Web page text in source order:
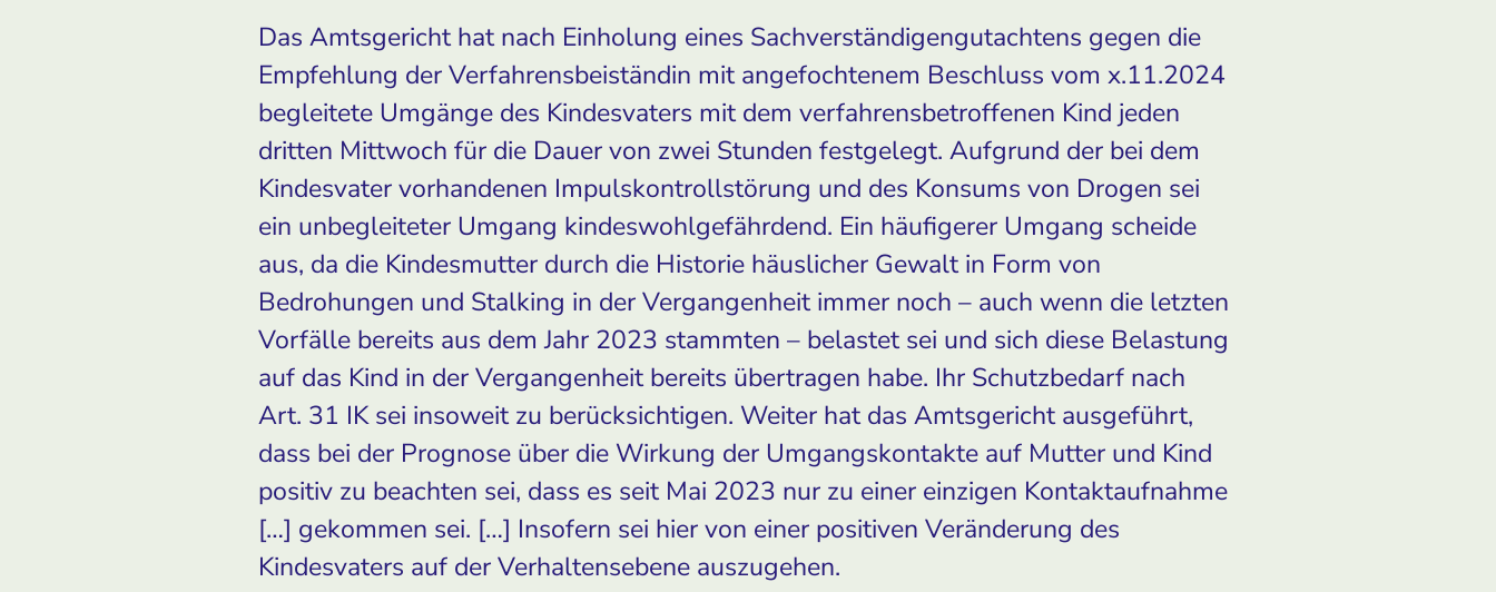
Das Amtsgericht hat nach Einholung eines Sachverständigengutachtens gegen die
Empfehlung der Verfahrensbeiständin mit angefochtenem Beschluss vom x.11.2024
begleitete Umgänge des Kindesvaters mit dem verfahrensbetroffenen Kind jeden
dritten Mittwoch für die Dauer von zwei Stunden festgelegt. Aufgrund der bei dem
Kindesvater vorhandenen Impulskontrollstörung und des Konsums von Drogen sei
ein unbegleiteter Umgang kindeswohlgefährdend. Ein häufigerer Umgang scheide
aus, da die Kindesmutter durch die Historie häuslicher Gewalt in Form von
Bedrohungen und Stalking in der Vergangenheit immer noch – auch wenn die letzten
Vorfälle bereits aus dem Jahr 2023 stammten – belastet sei und sich diese Belastung
auf das Kind in der Vergangenheit bereits übertragen habe. Ihr Schutzbedarf nach
Art. 31 IK sei insoweit zu berücksichtigen. Weiter hat das Amtsgericht ausgeführt,
dass bei der Prognose über die Wirkung der Umgangskontakte auf Mutter und Kind
positiv zu beachten sei, dass es seit Mai 2023 nur zu einer einzigen Kontaktaufnahme
[…] gekommen sei. […] Insofern sei hier von einer positiven Veränderung des
Kindesvaters auf der Verhaltensebene auszugehen.